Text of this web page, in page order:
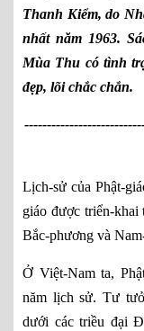
Thanh Kiểm, do
nhất năm 1963.
Mùa Thu có tình
đẹp, lõi chắc chắn.
Lịch-sử của Phật-
giáo được triển-
Bắc-phương và
Ở Việt-Nam ta,
năm lịch sử. Tư
dưới các triều đại